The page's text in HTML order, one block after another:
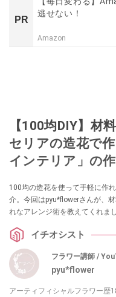
PR
逃せない！
Amazon
【100均DIY】材
セリアの造花で
インテリア」の
100均の造花を使って手軽に作
介。今回はpyu*flowerさんが、
れなアレンジ術を教えてくれまし
イチオシスト
フラワー講師 /
pyu*flower
アーティフィシャルフラワー歴